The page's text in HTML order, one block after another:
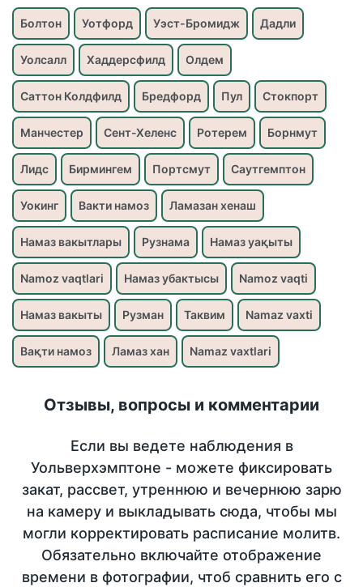
Болтон Уотфорд Уэст-Бромидж Дадли
Уолсалл Хаддерсфилд Олдем
Саттон Колдфилд Бредфорд Пул Стокпорт
Манчестер Сент-Хеленс Ротерем Борнмут
Лидс Бирмингем Портсмут Саутгемптон
Уокинг Вакти намоз Ламазан хенаш
Намаз вакытлары Рузнама Намаз уақыты
Namoz vaqtlari Намаз убактысы Namoz vaqti
Намаз вакыты Рузман Таквим Namaz vaxti
Вақти намоз Ламаз хан Namaz vaxtlari
Отзывы, вопросы и комментарии
Если вы ведете наблюдения в
Уольверхэмптоне - можете фиксировать
закат, рассвет, утреннюю и вечернюю зарю
на камеру и выкладывать сюда, чтобы мы
могли корректировать расписание молитв.
Обязательно включайте отображение
времени в фотографии, чтоб сравнить его с